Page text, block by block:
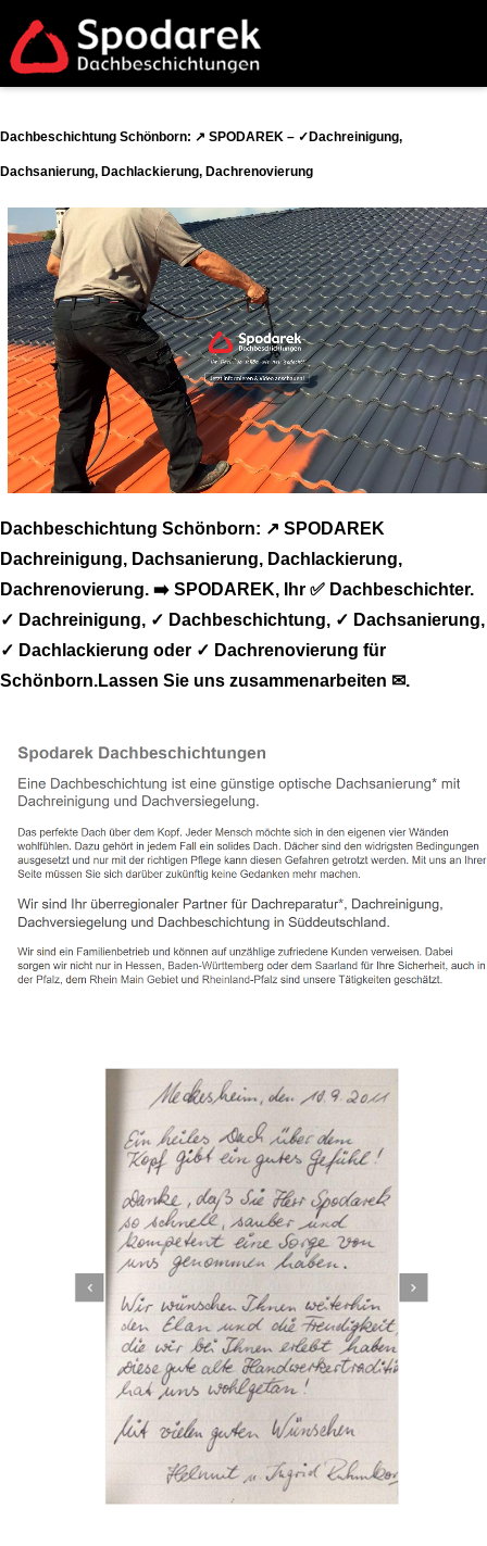
Dachbeschichtung Schönborn: ↗️ SPODAREK – ✓Dachreinigung,
Dachsanierung, Dachlackierung, Dachrenovierung
Dachbeschichtung Schönborn: ↗️ SPODAREK
Dachreinigung, Dachsanierung, Dachlackierung,
Dachrenovierung. ➡️ SPODAREK, Ihr ✅ Dachbeschichter.
✓ Dachreinigung, ✓ Dachbeschichtung, ✓ Dachsanierung,
✓ Dachlackierung oder ✓ Dachrenovierung für
Schönborn.Lassen Sie uns zusammenarbeiten ✉.